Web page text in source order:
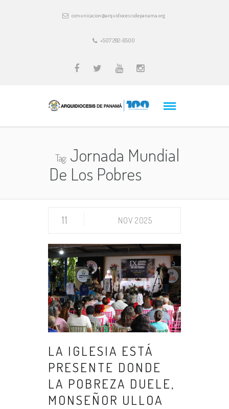
comunicacion@arquidiocesisdepanama.org
+507 282-6500
Tag:Jornada Mundial
De Los Pobres
11 NOV 2025
LA IGLESIA ESTÁ
PRESENTE DONDE
LA POBREZA DUELE,
MONSEÑOR ULLOA